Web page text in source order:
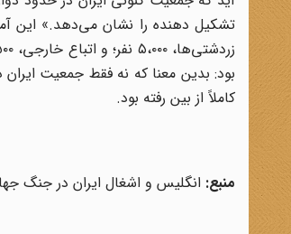
کاملاً از بین رفته بود.
منبع: انگلیس و اشغال ایران در جنگ